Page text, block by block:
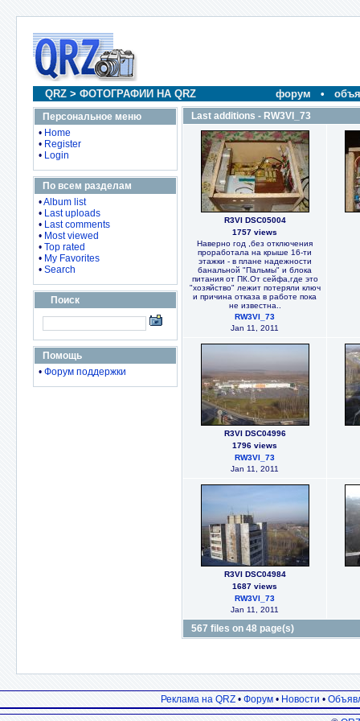
QRZ > ФОТОГРАФИИ НА QRZ форум •
Персональное меню
• Home
• Register
• Login
По всем разделам
•Album list
• Last uploads
• Last comments
• Most viewed
• Top rated
• My Favorites
• Search
Поиск
Помощь
• Форум поддержки
Last additions - RW3VI_73
R3VI DSC05004
1757 views
Наверно год ,без отключения
проработала на крыше 16-ти
этажки - в плане надежности
банальной "Пальмы" и блока
питания от ПК.От сейфа,где это
"хозяйство" лежит потеряли ключ
и причина отказа в работе пока
не известна..
RW3VI_73
Jan 11, 2011
R3VI DSC04996
1796 views
RW3VI_73
Jan 11, 2011
R3VI DSC04984
1687 views
RW3VI_73
Jan 11, 2011
567 files on 48 page(s)
Реклама на QRZ • Форум • Новости •